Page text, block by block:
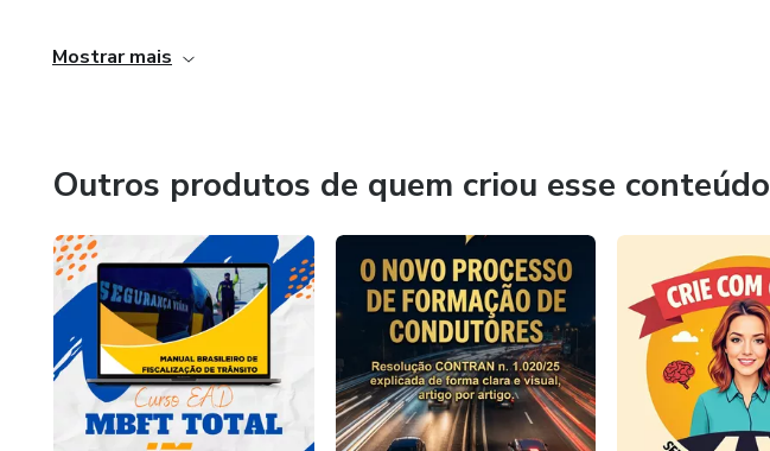
Mostrar mais
Outros produtos de quem criou esse conteúdo